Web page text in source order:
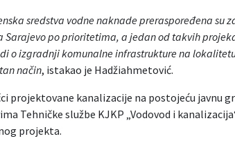
sredstva vodne naknade preraspoređena su
Sarajevo po prioritetima, a jedan od takvih
o izgradnji komunalne infrastrukture na
način, istakao je Hadžiahmetović.
projektovane kanalizacije na postojeću javnu
Tehničke službe KJKP „Vodovod i
projekta.